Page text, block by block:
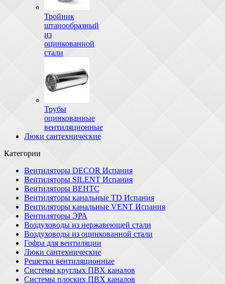
Тройник
штанообразный
из
оцинкованной
стали
Трубы
оцинкованные
вентиляционные
Люки сантехнические
Категории
Вентиляторы DECOR Испания
Вентиляторы SILENT Испания
Вентиляторы ВЕНТС
Вентиляторы канальные TD Испания
Вентиляторы канальные VENT Испания
Вентиляторы ЭРА
Воздуховоды из нержавеющей стали
Воздуховоды из оцинкованной стали
Гофра для вентиляции
Люки сантехнические
Решетки вентиляционные
Системы круглых ПВХ каналов
Системы плоских ПВХ каналов